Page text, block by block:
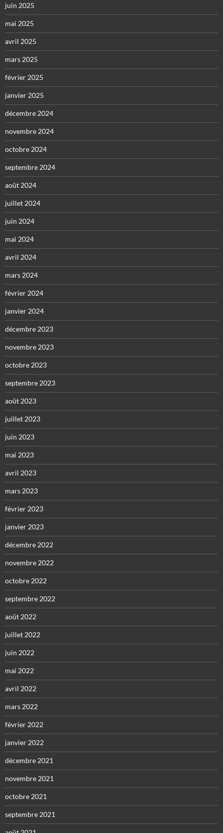
juin 2025
mai 2025
avril 2025
mars 2025
février 2025
janvier 2025
décembre 2024
novembre 2024
octobre 2024
septembre 2024
août 2024
juillet 2024
juin 2024
mai 2024
avril 2024
mars 2024
février 2024
janvier 2024
décembre 2023
novembre 2023
octobre 2023
septembre 2023
août 2023
juillet 2023
juin 2023
mai 2023
avril 2023
mars 2023
février 2023
janvier 2023
décembre 2022
novembre 2022
octobre 2022
septembre 2022
août 2022
juillet 2022
juin 2022
mai 2022
avril 2022
mars 2022
février 2022
janvier 2022
décembre 2021
novembre 2021
octobre 2021
septembre 2021